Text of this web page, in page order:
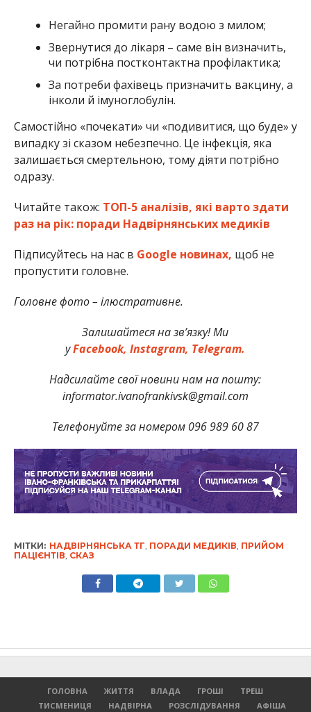
Негайно промити рану водою з милом;
Звернутися до лікаря – саме він визначить,
чи потрібна постконтактна профілактика;
За потреби фахівець призначить вакцину, а
інколи й імуноглобулін.
Самостійно «почекати» чи «подивитися, що буде» у
випадку зі сказом небезпечно. Це інфекція, яка
залишається смертельною, тому діяти потрібно
одразу.
Читайте також: ТОП-5 аналізів, які варто здати
раз на рік: поради Надвірнянських медиків
Підписуйтесь на нас в Google новинах, щоб не
пропустити головне.
Головне фото – ілюстративне.
Залишайтеся на зв’язку! Ми
уFacebook, Instagram, Telegram.
Надсилайте свої новини нам на пошту:
informator.ivanofrankivsk@gmail.com
Телефонуйте за номером 096 989 60 87
МІТКИ: НАДВІРНЯНСЬКА ТГ, ПОРАДИ МЕДИКІВ, ПРИЙОМ
ПАЦІЄНТІВ, СКАЗ
ГОЛОВНА ЖИТТЯ ВЛАДА ГРОШІ
ТРЕШ
ТИСМЕНИЦЯ
НАДВІРНА РОЗСЛІДУВАННЯ АФІША